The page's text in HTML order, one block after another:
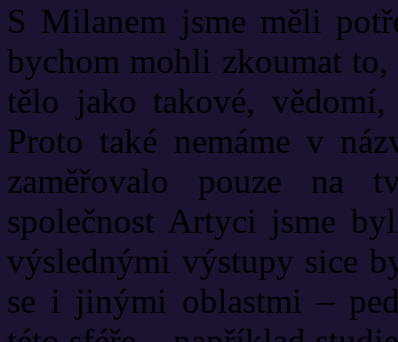
S Milanem jsme měli
bychom mohli zkoumat to,
tělo jako takové,
Proto také nemáme v
zaměřovalo pouze na
společnost Artyci jsme
výslednými výstupy sice
se i jinými oblastmi –